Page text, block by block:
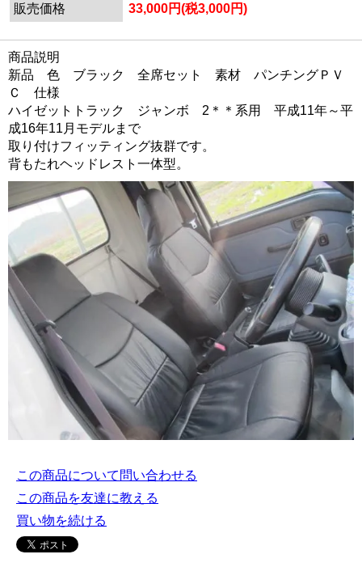
販売価格
33,000円(税3,000円)
商品説明
新品 色 ブラック 全席セット 素材 パンチングＰＶ
Ｃ 仕様
ハイゼットトラック ジャンボ 2＊＊系用 平成11年～平
成16年11月モデルまで
取り付けフィッティング抜群です。
背もたれヘッドレスト一体型。
この商品について問い合わせる
この商品を友達に教える
買い物を続ける